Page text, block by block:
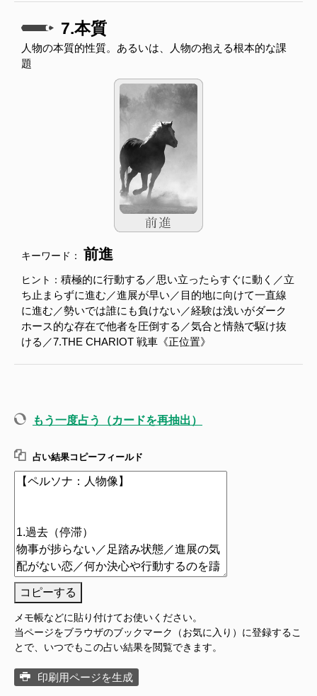
7.本質
人物の本質的性質。あるいは、人物の抱える根本的な課
題
キーワード： 前進
ヒント： 積極的に行動する／思い立ったらすぐに動く／立
ち止まらずに進む／進展が早い／目的地に向けて一直線
に進む／勢いでは誰にも負けない／経験は浅いがダーク
ホース的な存在で他者を圧倒する／気合と情熱で駆け抜
ける／7.THE CHARIOT 戦車《正位置》
もう一度占う（カードを再抽出）
占い結果コピーフィールド
コピーする
メモ帳などに貼り付けてお使いください。
当ページをブラウザのブックマーク（お気に入り）に登録するこ
とで、いつでもこの占い結果を閲覧できます。
印刷用ページを生成